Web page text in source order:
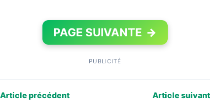
PAGE SUIVANTE →
PUBLICITÉ
Article précédent Article suivant